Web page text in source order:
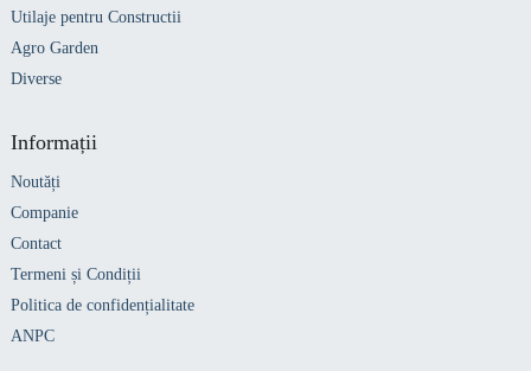
Utilaje pentru Constructii
Agro Garden
Diverse
Informații
Noutăți
Companie
Contact
Termeni și Condiții
Politica de confidențialitate
ANPC